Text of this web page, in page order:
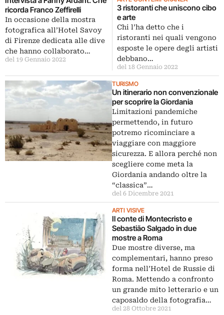
ricorda Franco Zeffirelli
In occasione della mostra
fotografica all’Hotel Savoy
di Firenze dedicata alle dive
che hanno collaborato…
del 19 Gennaio 2022
3 ristoranti che uniscono cibo
e arte
Chi l’ha detto che i
ristoranti nei quali vengono
esposte le opere degli artisti
debbano…
del 18 Gennaio 2022
TURISMO
Un itinerario non convenzionale
per scoprire la Giordania
Limitazioni pandemiche
permettendo, in futuro
potremo ricominciare a
viaggiare con maggiore
sicurezza. E allora perché non
scegliere come meta la
Giordania andando oltre la
“classica”…
del 6 Dicembre 2021
ARTI VISIVE
Il conte di Montecristo e
Sebastião Salgado in due
mostre a Roma
Due mostre diverse, ma
complementari, hanno preso
forma nell’Hotel de Russie di
Roma. Mettendo a confronto
un grande mito letterario e un
caposaldo della fotografia…
del 28 Ottobre 2021